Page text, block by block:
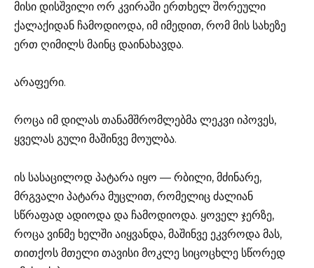
მისი დისშვილი ორ კვირაში ერთხელ შორეული
ქალაქიდან ჩამოდიოდა, იმ იმედით, რომ მის სახეზე
ერთ ღიმილს მაინც დაინახავდა.
არაფერი.
როცა იმ დილას თანამშრომლებმა ლეკვი იპოვეს,
ყველას გული მაშინვე მოულბა.
ის სასაცილოდ პატარა იყო — რბილი, მძინარე,
მრგვალი პატარა მუცლით, რომელიც ძალიან
სწრაფად ადიოდა და ჩამოდიოდა. ყოველ ჯერზე,
როცა ვინმე ხელში აიყვანდა, მაშინვე ეკვროდა მას,
თითქოს მთელი თავისი მოკლე სიცოცხლე სწორედ